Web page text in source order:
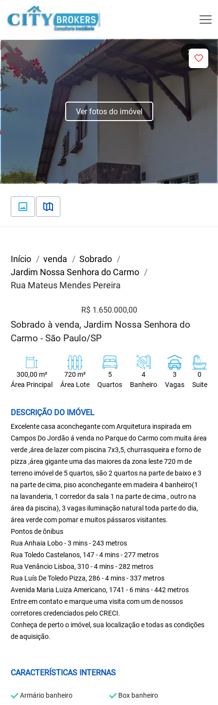
Ver fotos do imóvel
Início venda
Sobrado
Jardim Nossa Senhora do Carmo
Rua Mateus Mendes Pereira
R$ 1.650.000,00
Sobrado à venda, Jardim Nossa Senhora do
Carmo - São Paulo/SP
300,00 m²
Área Principal
720 m²
Área Lote
5
Quartos
4
Banheiro
3
Vagas
0
Suite
DESCRIÇÃO DO IMÓVEL
Excelente casa aconchegante com Arquitetura inspirada em
Campos Do Jordão á venda no Parque do Carmo com muita área
verde ,área de lazer com piscina 7x3,5, churrasqueira e forno de
pizza ,área gigante uma das maiores da zona leste 720 m de
terreno imóvel de 5 quartos, são 2 quartos na parte de baixo e 3
na parte de cima, piso aconchegante em madeira 4 banheiro(1
na lavanderia, 1 corredor da sala 1 na parte de cima , outro na
área da piscina), 3 vagas iluminação natural toda parte do dia,
área verde com pomar e muitos pássaros visitantes.
Pontos de ônibus
Rua Anhaia Lobo - 3 mins - 243 metros
Rua Toledo Castelanos, 147 - 4 mins - 277 metros
Rua Venâncio Lisboa, 310 - 4 mins - 282 metros
Rua Luís De Toledo Pizza, 286 - 4 mins - 337 metros
Avenida Maria Luiza Americano, 1741 - 6 mins - 442 metros
Entre em contato e marque uma visita com um de nossos
corretores credenciados pelo CRECI.
Conheça de perto o imóvel, sua localização e todas as condições
de aquisição.
CARACTERÍSTICAS INTERNAS
Armário banheiro Box banheiro